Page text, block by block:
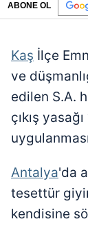
ABONE OL
Kaş İlçe
ve
edilen S.A.
çıkış
Antalya'da
tesettür
kendisine